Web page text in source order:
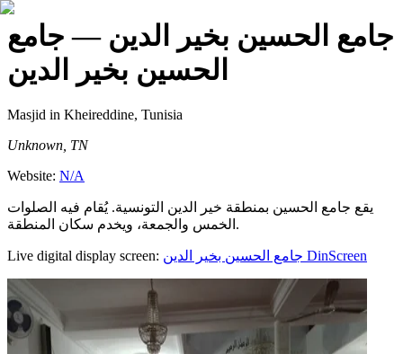
جامع الحسين بخير الدين — جامع
الحسين بخير الدين
Masjid in Kheireddine, Tunisia
Unknown, TN
Website: N/A
يقع جامع الحسين بمنطقة خير الدين التونسية. يُقام فيه الصلوات
الخمس والجمعة، ويخدم سكان المنطقة.
Live digital display screen: جامع الحسين بخير الدين DinScreen